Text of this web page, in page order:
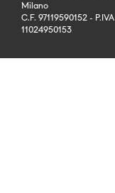
Milano
C.F. 97119590152 - P.IVA
11024950153